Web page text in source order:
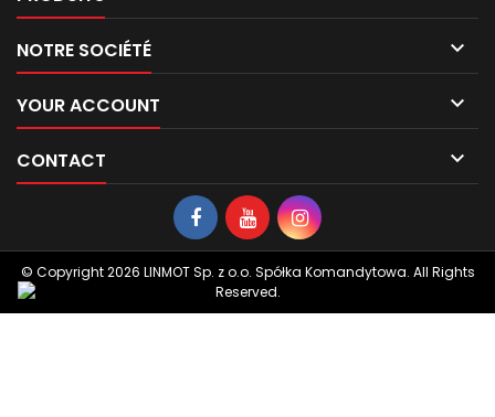
NOTRE SOCIÉTÉ 
YOUR ACCOUNT 
CONTACT 
© Copyright 2026 LINMOT Sp. z o.o. Spółka Komandytowa. All Rights
Reserved.